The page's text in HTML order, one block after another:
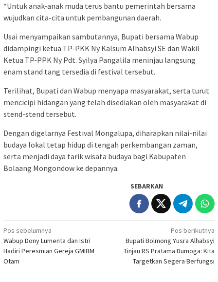
“Untuk anak-anak muda terus bantu pemerintah bersama
wujudkan cita-cita untuk pembangunan daerah.
Usai menyampaikan sambutannya, Bupati bersama Wabup
didampingi ketua TP-PKK Ny Kalsum Alhabsyi SE dan Wakil
Ketua TP-PPK Ny Pdt. Syilya Pangalila meninjau langsung
enam stand tang tersedia di festival tersebut.
Terilihat, Bupati dan Wabup menyapa masyarakat, serta turut
mencicipi hidangan yang telah disediakan oleh masyarakat di
stend-stend tersebut.
Dengan digelarnya Festival Mongalupa, diharapkan nilai-nilai
budaya lokal tetap hidup di tengah perkembangan zaman,
serta menjadi daya tarik wisata budaya bagi Kabupaten
Bolaang Mongondow ke depannya.
SEBARKAN
Navigasi
pos
Pos sebelumnya
Wabup Dony Lumenta dan Istri
Hadiri Peresmian Gereja GMIBM
Otam
Pos berikutnya
Bupati Bolmong Yusra Alhabsyi
Tinjau RS Pratama Dumoga: Kita
Targetkan Segera Berfungsi